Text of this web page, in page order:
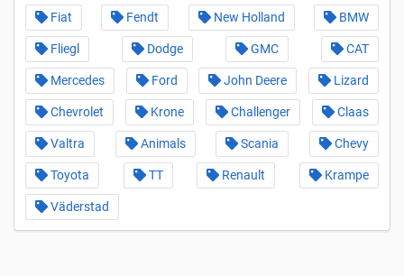
Fiat Fendt New Holland BMW
Fliegl Dodge GMC CAT
Mercedes Ford John Deere Lizard
Chevrolet Krone Challenger Claas
Valtra Animals Scania Chevy
Toyota TT Renault Krampe
Väderstad